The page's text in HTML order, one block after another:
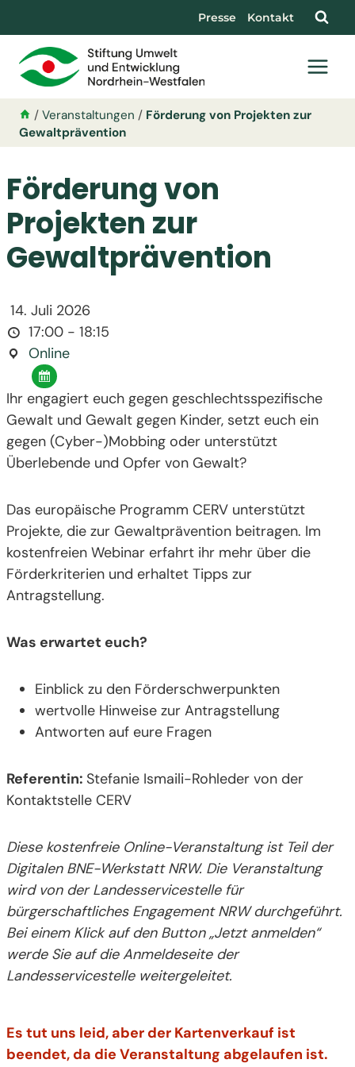
Presse Kontakt
/ Veranstaltungen / Förderung von Projekten zur
Gewaltprävention
Förderung von
Projekten zur
Gewaltprävention
14. Juli 2026
17:00 - 18:15
Online
Ihr engagiert euch gegen geschlechtsspezifische
Gewalt und Gewalt gegen Kinder, setzt euch ein
gegen (Cyber-)Mobbing oder unterstützt
Überlebende und Opfer von Gewalt?
Das europäische Programm CERV unterstützt
Projekte, die zur Gewaltprävention beitragen. Im
kostenfreien Webinar erfahrt ihr mehr über die
Förderkriterien und erhaltet Tipps zur
Antragstellung.
Was erwartet euch?
Einblick zu den Förderschwerpunkten
wertvolle Hinweise zur Antragstellung
Antworten auf eure Fragen
Referentin: Stefanie Ismaili-Rohleder von der
Kontaktstelle CERV
Diese kostenfreie Online-Veranstaltung ist Teil der
Digitalen BNE-Werkstatt NRW. Die Veranstaltung
wird von der Landesservicestelle für
bürgerschaftliches Engagement NRW durchgeführt.
Bei einem Klick auf den Button „Jetzt anmelden“
werde Sie auf die Anmeldeseite der
Landesservicestelle weitergeleitet.
Es tut uns leid, aber der Kartenverkauf ist
beendet, da die Veranstaltung abgelaufen ist.